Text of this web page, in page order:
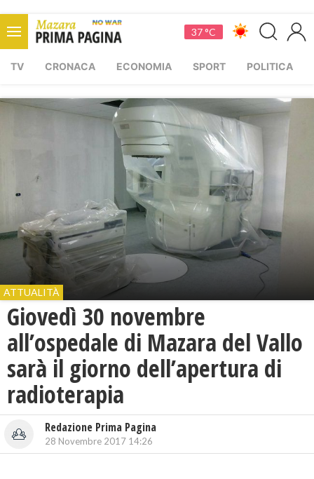
37 °C
TV CRONACA ECONOMIA SPORT POLITICA
ATTUALITÀ
Giovedì 30 novembre
all’ospedale di Mazara del Vallo
sarà il giorno dell’apertura di
radioterapia
Redazione Prima Pagina
28 Novembre 2017 14:26